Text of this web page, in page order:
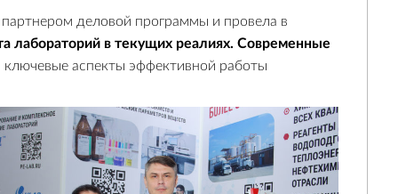
деловой программы и провела в
лабораторий в текущих реалиях. Современные
ключевые аспекты эффективной работы